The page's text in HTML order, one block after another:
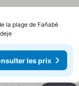
la plage de Fañabé
les prix
les prix